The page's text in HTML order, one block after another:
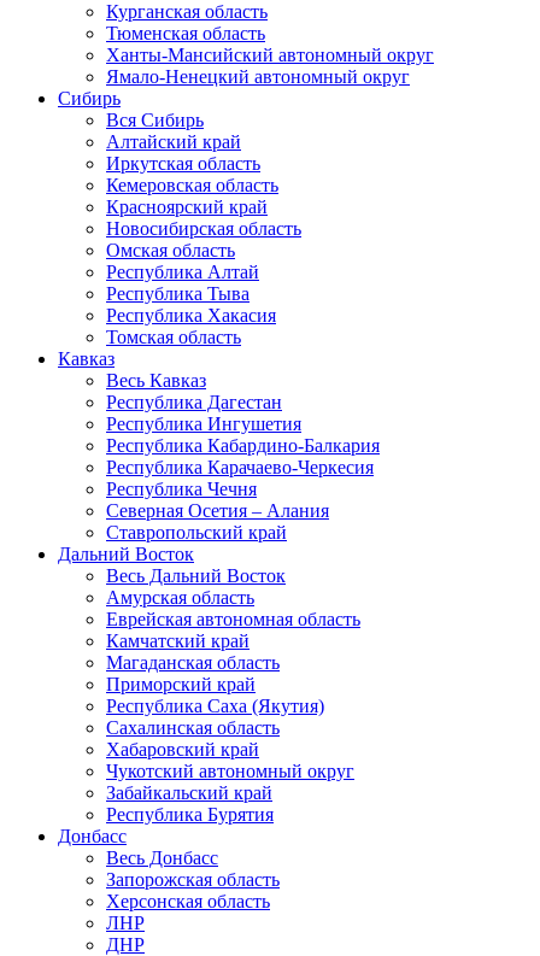
Курганская область
Тюменская область
Ханты-Мансийский автономный округ
Ямало-Ненецкий автономный округ
Сибирь
Вся Сибирь
Алтайский край
Иркутская область
Кемеровская область
Красноярский край
Новосибирская область
Омская область
Республика Алтай
Республика Тыва
Республика Хакасия
Томская область
Кавказ
Весь Кавказ
Республика Дагестан
Республика Ингушетия
Республика Кабардино-Балкария
Республика Карачаево-Черкесия
Республика Чечня
Северная Осетия – Алания
Ставропольский край
Дальний Восток
Весь Дальний Восток
Амурская область
Еврейская автономная область
Камчатский край
Магаданская область
Приморский край
Республика Саха (Якутия)
Сахалинская область
Хабаровский край
Чукотский автономный округ
Забайкальский край
Республика Бурятия
Донбасс
Весь Донбасс
Запорожская область
Херсонская область
ЛНР
ДНР